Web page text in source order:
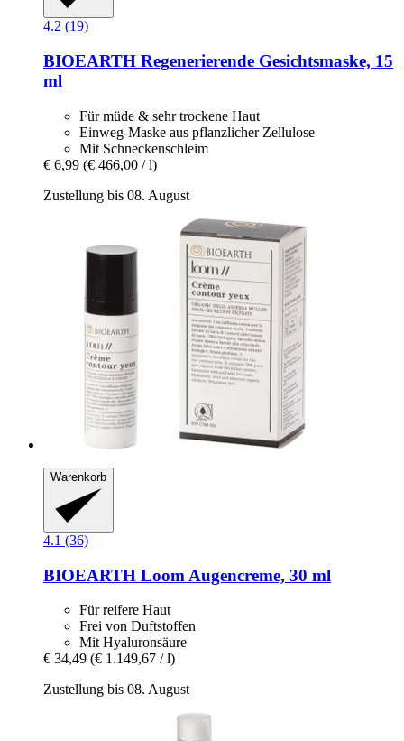
4.2 (19)
BIOEARTH Regenerierende Gesichtsmaske, 15
ml
Für müde & sehr trockene Haut
Einweg-Maske aus pflanzlicher Zellulose
Mit Schneckenschleim
€ 6,99 (€ 466,00 / l)
Zustellung bis 08. August
Warenkorb
4.1 (36)
BIOEARTH Loom Augencreme, 30 ml
Für reifere Haut
Frei von Duftstoffen
Mit Hyaluronsäure
€ 34,49 (€ 1.149,67 / l)
Zustellung bis 08. August